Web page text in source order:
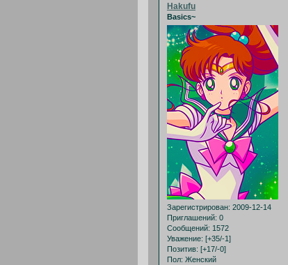
Hakufu
Basics~
Зарегистрирован: 2009-12-14
Приглашений: 0
Сообщений: 1572
Уважение: [+35/-1]
Позитив: [+17/-0]
Пол: Женский